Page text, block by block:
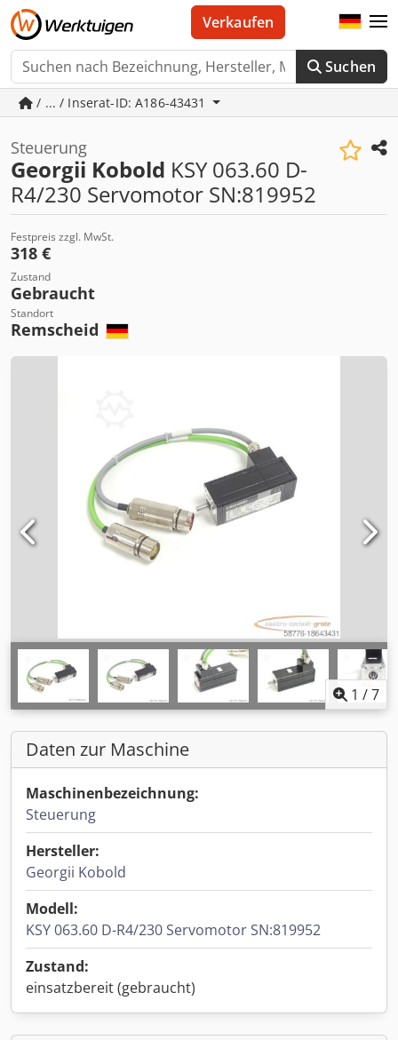
Suchen
Verkaufen
/ ... / Inserat-ID: A186-43431
Steuerung
Georgii Kobold KSY 063.60 D-
R4/230 Servomotor SN:819952
Festpreis zzgl. MwSt.
318 €
Zustand
Gebraucht
Standort
Remscheid
1 /7
Daten zur Maschine
Maschinenbezeichnung:
Steuerung
Hersteller:
Georgii Kobold
Modell:
KSY 063.60 D-R4/230 Servomotor SN:819952
Zustand:
einsatzbereit (gebraucht)